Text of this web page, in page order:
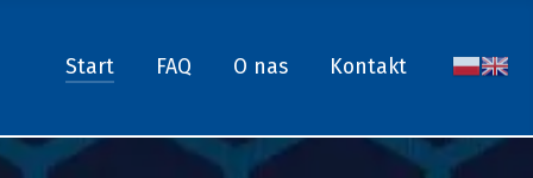
Start FAQ O nas Kontakt